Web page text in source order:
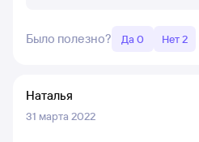
Было полезно? Да 0 Нет 2
Наталья
31 марта 2022